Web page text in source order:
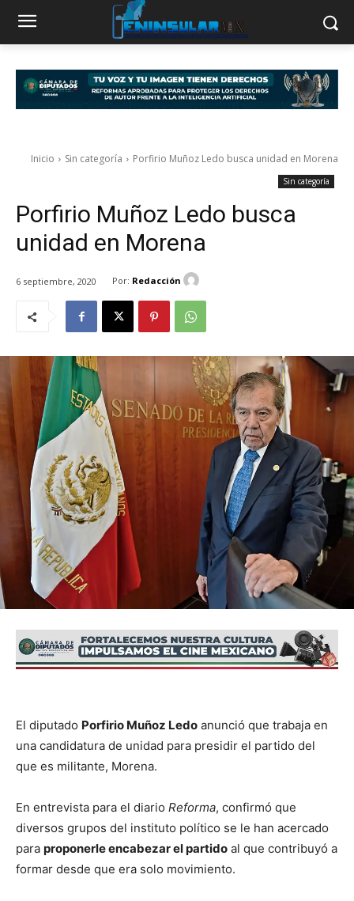
Inicio Sin categoría Porfirio Muñoz Ledo busca unidad en Morena
Sin categoría
Porfirio Muñoz Ledo busca
unidad en Morena
6 septiembre, 2020 Por: Redacción
El diputado Porfirio Muñoz Ledo anunció que trabaja en
una candidatura de unidad para presidir el partido del
que es militante, Morena.
En entrevista para el diario Reforma, confirmó que
diversos grupos del instituto político se le han acercado
para proponerle encabezar el partido al que contribuyó a
formar desde que era solo movimiento.